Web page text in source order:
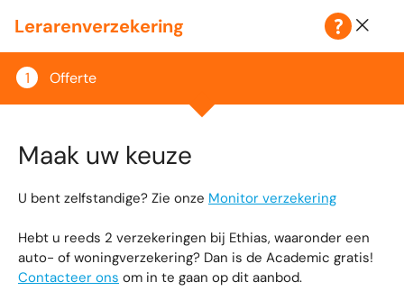
Klantenzone
Lerarenverzekering
Offerte
Maak uw keuze
U bent zelfstandige? Zie onze Monitor verzekering
Hebt u reeds 2 verzekeringen bij Ethias, waaronder een
auto- of woningverzekering? Dan is de Academic gratis!
Contacteer ons om in te gaan op dit aanbod.